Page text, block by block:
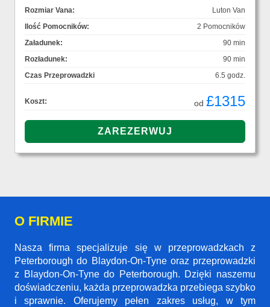
Rozmiar Vana:
Luton Van
Ilość Pomocników:
2 Pomocników
Załadunek:
90 min
Rozładunek:
90 min
Czas Przeprowadzki
6.5 godz.
Koszt: od £1315
O FIRMIE
Nasza firma specjalizuje się w przeprowadzkach z
Peterborough do Blaydon-On-Tyne oraz przeprowadzki
z Blaydon-On-Tyne do Peterborough. Dzięki naszemu
doświadczeniu, każda przeprowadzka przebiega szybko
i sprawnie. Oferujemy pełen zakres usług, w tym